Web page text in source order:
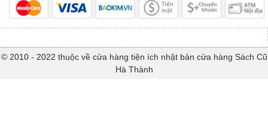
© 2010 - 2022 thuộc về cửa hàng tiện ích nhật bản cửa hàng Sách Cũ
Hà Thành